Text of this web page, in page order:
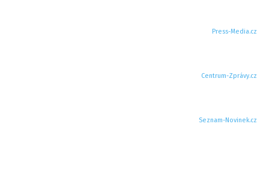
Press-Media.cz
Centrum-Zprávy.cz
Seznam-Novinek.cz